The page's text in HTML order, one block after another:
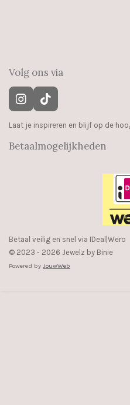
Volg ons via
I
n
s
a
T
i
k
o
Laat je inspireren en blijf op de
Betaalmogelijkheden
Betaal veilig en snel via IDeal|Wero
© 2023 - 2026 Jewelz by Binie
Powered by JouwWeb